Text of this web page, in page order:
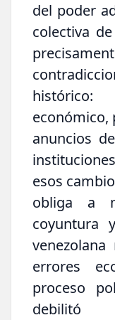
del poder
colectiva
económico,
anuncios
esos
obliga a
coyuntura
errores
proceso
debilitó